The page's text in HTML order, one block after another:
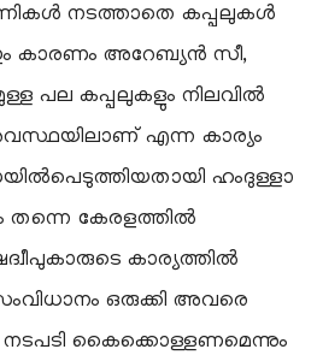
നടത്താതെ കപ്പലുകൾ
കാരണം അറേബ്യൻ സീ,
പല കപ്പലുകളും നിലവിൽ
എന്ന കാര്യം
ഹംദുള്ളാ
കേരളത്തിൽ
കാര്യത്തിൽ
ഒരുക്കി അവരെ
നടപടി കൈക്കൊള്ളണമെന്നും